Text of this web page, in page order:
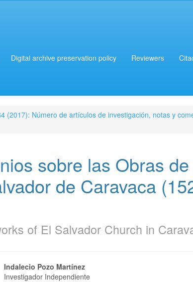
Digital archive preservation policy Reviewers
(2017): Número de artículos de investigación, notas y
sobre las Obras
de Caravaca
of El Salvador Church in
Indalecio Pozo Martínez
Investigador Independiente